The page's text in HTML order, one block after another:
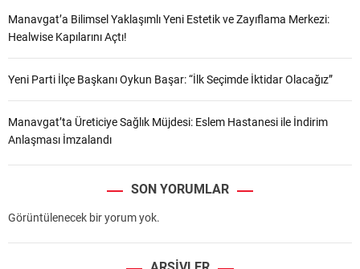
Manavgat’a Bilimsel Yaklaşımlı Yeni Estetik ve Zayıflama Merkezi:
Healwise Kapılarını Açtı!
Yeni Parti İlçe Başkanı Oykun Başar: “İlk Seçimde İktidar Olacağız”
Manavgat’ta Üreticiye Sağlık Müjdesi: Eslem Hastanesi ile İndirim
Anlaşması İmzalandı
SON YORUMLAR
Görüntülenecek bir yorum yok.